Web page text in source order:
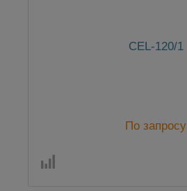
CEL-120/1
По запросу